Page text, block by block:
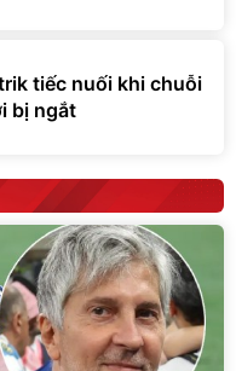
tiếc nuối khi chuỗi
bị ngắt